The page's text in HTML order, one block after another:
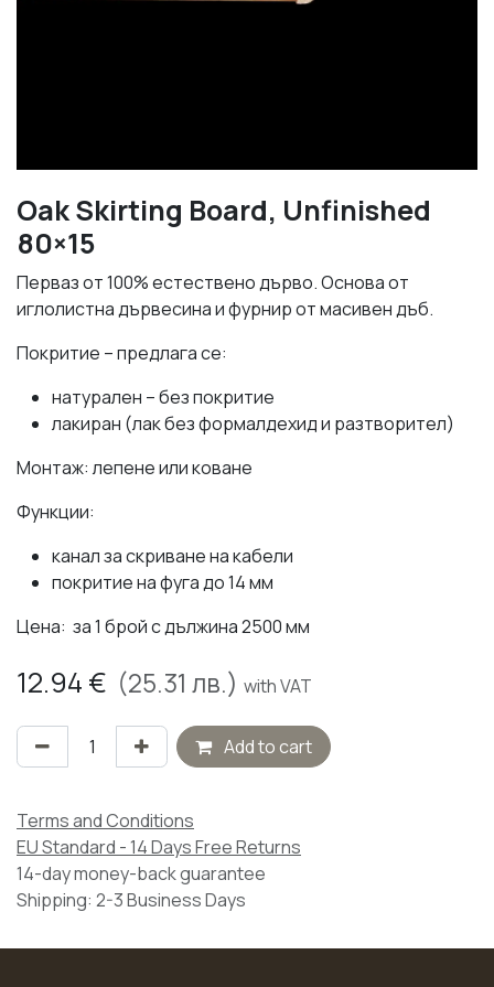
Oak Skirting Board, Unfinished
80×15
Перваз от 100% естествено дърво. Основа от
иглолистна дървесина и фурнир от масивен дъб.
Покритие – предлага се:
натурален – без покритие
лакиран (лак без формалдехид и разтворител)
Монтаж: лепене или коване
Функции:
канал за скриване на кабели
покритие на фуга до 14 мм
Цена: за 1 брой с дължина 2500 мм
12.94 € (25.31 лв.) with VAT
Add to cart
Terms and Conditions
EU Standard - 14 Days Free Returns
14-day money-back guarantee
Shipping: 2-3 Business Days